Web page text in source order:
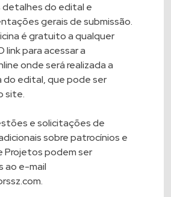
detalhes do edital e
gerais de submissão.
é gratuito a qualquer
link para acessar a
onde será realizada a
do edital, que pode ser
site.
e solicitações de
sobre patrocínios e
Projetos podem ser
ao e-mail
.